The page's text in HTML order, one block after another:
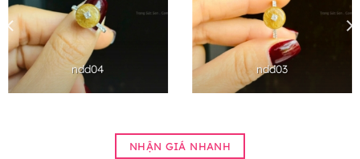
ndd04 ndd03
NHẬN GIÁ NHANH